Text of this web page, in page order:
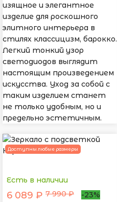
изящное и элегантное
изделие для роскошного
элитного интерьера в
стилях классицизм, барокко.
Легкий тонкий узор
светодиодов выглядит
настоящим произведением
искусства. Уход за собой с
таким изделием станет
не только удобным, но и
предельно эстетичным.
Доступны любые размеры
Есть в наличии
6 089 ₽ 7 990 ₽
-23%